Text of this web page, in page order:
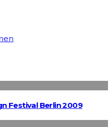
Festival Berlin 2009